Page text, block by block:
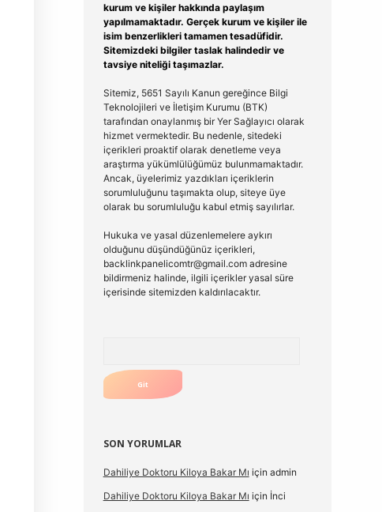
kurum ve kişiler hakkında paylaşım
yapılmamaktadır. Gerçek kurum ve kişiler ile
isim benzerlikleri tamamen tesadüfidir.
Sitemizdeki bilgiler taslak halindedir ve
tavsiye niteliği taşımazlar.
Sitemiz, 5651 Sayılı Kanun gereğince Bilgi
Teknolojileri ve İletişim Kurumu (BTK)
tarafından onaylanmış bir Yer Sağlayıcı olarak
hizmet vermektedir. Bu nedenle, sitedeki
içerikleri proaktif olarak denetleme veya
araştırma yükümlülüğümüz bulunmamaktadır.
Ancak, üyelerimiz yazdıkları içeriklerin
sorumluluğunu taşımakta olup, siteye üye
olarak bu sorumluluğu kabul etmiş sayılırlar.
Hukuka ve yasal düzenlemelere aykırı
olduğunu düşündüğünüz içerikleri,
backlinkpanelicomtr@gmail.comadresine
bildirmeniz halinde, ilgili içerikler yasal süre
içerisinde sitemizden kaldırılacaktır.
SON YORUMLAR
Dahiliye Doktoru Kiloya Bakar Mı için admin
Dahiliye Doktoru Kiloya Bakar Mı için İnci